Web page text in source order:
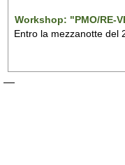
Workshop: "PMO/RE-
Entro la mezzanotte del